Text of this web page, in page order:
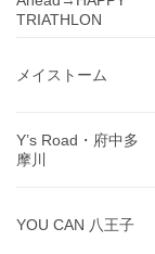
TRIATHLON
メイストーム
Y’s Road・府中多
摩川
YOU CAN 八王子